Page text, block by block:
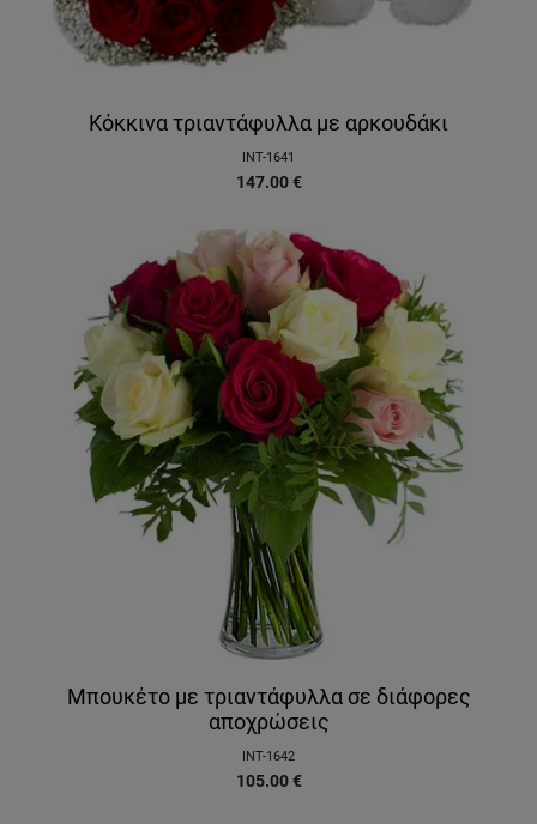
Κόκκινα τριαντάφυλλα με αρκουδάκι
INT-1641
147.00 €
Μπουκέτο με τριαντάφυλλα σε διάφορες
αποχρώσεις
INT-1642
105.00 €